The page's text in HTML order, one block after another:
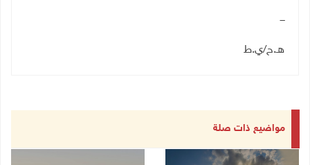
ـــ
هـ.ح/ي.ط
مواضيع ذات صلة